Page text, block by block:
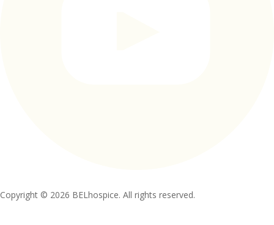
Copyright © 2026 BELhospice. All rights reserved.